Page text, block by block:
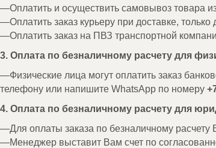
Оплатить и осуществить самовывоз товара
Оплатить заказ курьеру при доставке,
Оплатить заказ на ПВЗ транспортной
3. Оплата по безналичному расчету для
Физические лица могут оплатить заказ
телефону или напишите WhatsApp по номеру
4. Оплата по безналичному расчету для
Для оплаты заказа по безналичному
Менеджер выставит Вам счет по